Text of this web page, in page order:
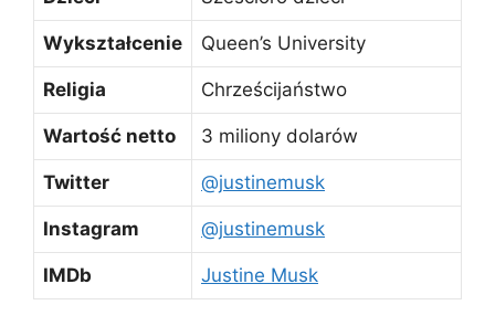
Wykształcenie Queen’s University
Religia Chrześcijaństwo
Wartość netto 3 miliony dolarów
Twitter @justinemusk
Instagram @justinemusk
IMDb Justine Musk